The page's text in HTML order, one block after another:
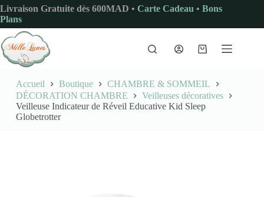
Passer
au
contenu
Livraison Gratuite dès 600MAD • Carte Cadeau • Bons
Plans
Panier
Accueil Boutique
CHAMBRE & SOMMEIL
DÉCORATION CHAMBRE
Veilleuses décoratives
Veilleuse Indicateur de Réveil Educative Kid Sleep
Globetrotter